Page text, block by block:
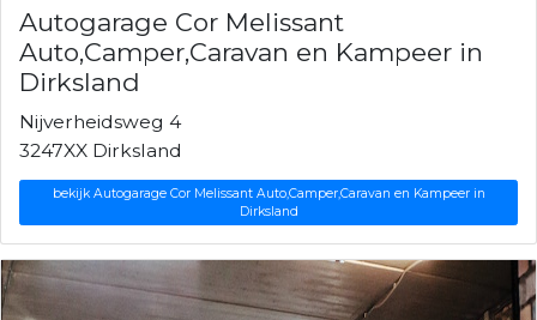
Autogarage Cor Melissant
Auto,Camper,Caravan en Kampeer in
Dirksland
Nijverheidsweg 4
3247XX Dirksland
bekijk Autogarage Cor Melissant Auto,Camper,Caravan en Kampeer in
Dirksland